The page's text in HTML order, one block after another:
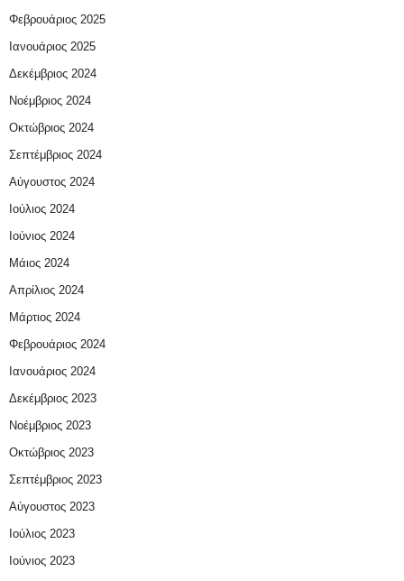
Φεβρουάριος 2025
Ιανουάριος 2025
Δεκέμβριος 2024
Νοέμβριος 2024
Οκτώβριος 2024
Σεπτέμβριος 2024
Αύγουστος 2024
Ιούλιος 2024
Ιούνιος 2024
Μάιος 2024
Απρίλιος 2024
Μάρτιος 2024
Φεβρουάριος 2024
Ιανουάριος 2024
Δεκέμβριος 2023
Νοέμβριος 2023
Οκτώβριος 2023
Σεπτέμβριος 2023
Αύγουστος 2023
Ιούλιος 2023
Ιούνιος 2023